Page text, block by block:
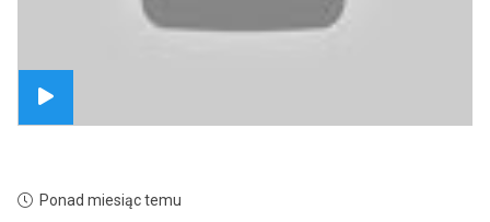
Ponad miesiąc temu